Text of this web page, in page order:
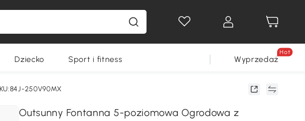
Dziecko Sport i fitness Wyprzedaż
Hot
250V90MX
Outsunny Fontanna 5-poziomowa Ogrodowa z